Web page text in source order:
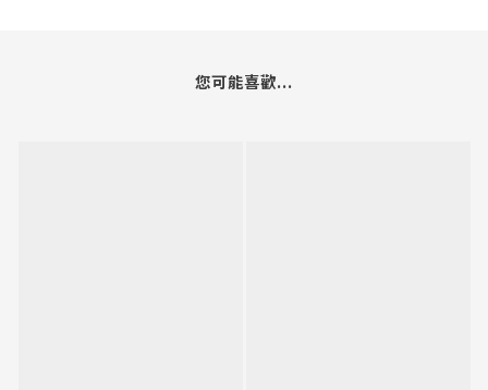
您可能喜歡...